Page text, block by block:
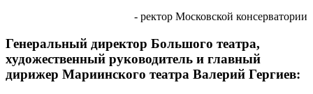
- ректор Московской консерватории
Генеральный директор Большого театра,
художественный руководитель и главный
дирижер Мариинского театра Валерий Гергиев: